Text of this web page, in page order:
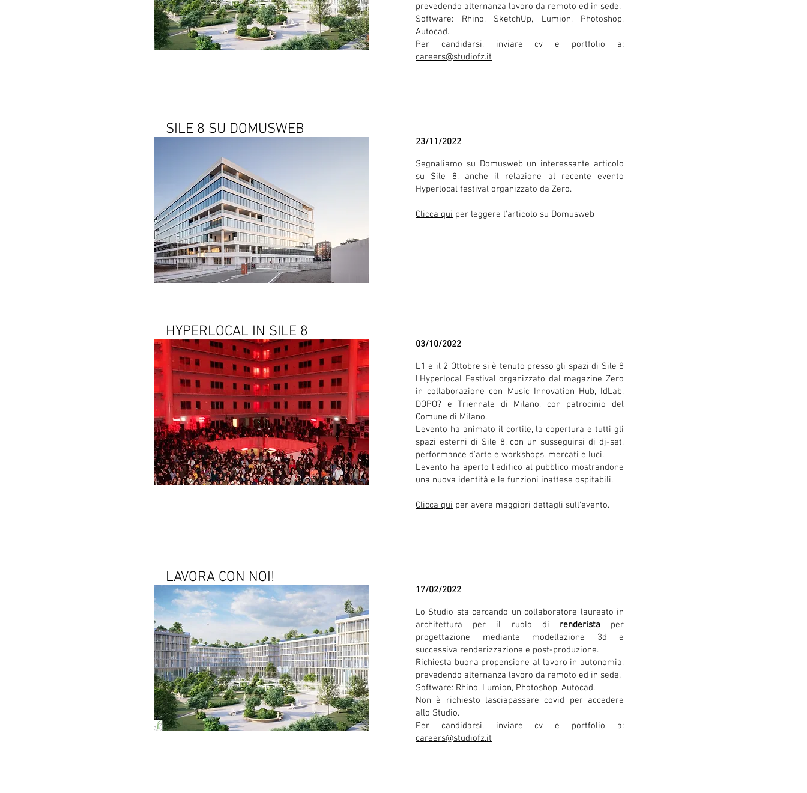
prevedendo alternanza lavoro da remoto ed in sede.
Software: Rhino, SketchUp, Lumion, Photoshop,
Autocad.
Per candidarsi, inviare cv e portfolio a:
careers@studiofz.it
SILE 8 SU DOMUSWEB
23/11/2022
Segnaliamo su Domusweb un interessante articolo
su Sile 8, anche il relazione al recente evento
Hyperlocal festival organizzato da Zero.
Clicca qui per leggere l'articolo su Domusweb
HYPERLOCAL IN SILE 8
03/10/2022
L'1 e il 2 Ottobre si è tenuto presso gli spazi di Sile 8
l'Hyperlocal Festival organizzato dal magazine Zero
in collaborazione con Music Innovation Hub, IdLab,
DOPO? e Triennale di Milano, con patrocinio del
Comune di Milano.
L'evento ha animato il cortile, la copertura e tutti gli
spazi esterni di Sile 8, con un susseguirsi di dj-set,
performance d'arte e workshops, mercati e luci.
L'evento ha aperto l'edifico al pubblico mostrandone
una nuova identità e le funzioni inattese ospitabili.
Clicca qui per avere maggiori dettagli sull'evento.
LAVORA CON NOI!
17/02/2022
Lo Studio sta cercando un collaboratore laureato in
architettura per il ruolo di renderista per
progettazione mediante modellazione 3d e
successiva renderizzazione e post-produzione.
Richiesta buona propensione al lavoro in autonomia,
prevedendo alternanza lavoro da remoto ed in sede.
Software: Rhino, Lumion, Photoshop, Autocad.
Non è richiesto lasciapassare covid per accedere
allo Studio.
Per candidarsi, inviare cv e portfolio a:
careers@studiofz.it